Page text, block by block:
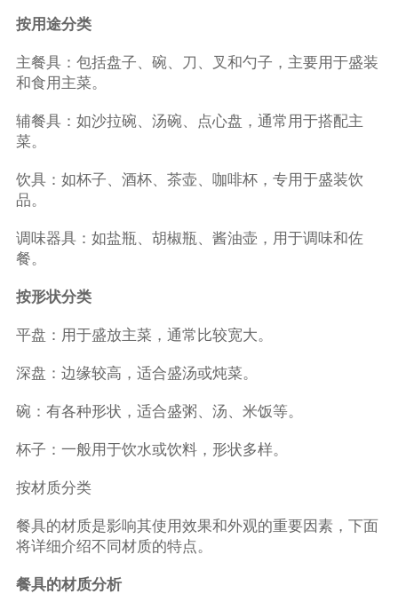
按用途分类
主餐具：包括盘子、碗、刀、叉和勺子，主要用于盛装
和食用主菜。
辅餐具：如沙拉碗、汤碗、点心盘，通常用于搭配主
菜。
饮具：如杯子、酒杯、茶壶、咖啡杯，专用于盛装饮
品。
调味器具：如盐瓶、胡椒瓶、酱油壶，用于调味和佐
餐。
按形状分类
平盘：用于盛放主菜，通常比较宽大。
深盘：边缘较高，适合盛汤或炖菜。
碗：有各种形状，适合盛粥、汤、米饭等。
杯子：一般用于饮水或饮料，形状多样。
按材质分类
餐具的材质是影响其使用效果和外观的重要因素，下面
将详细介绍不同材质的特点。
餐具的材质分析